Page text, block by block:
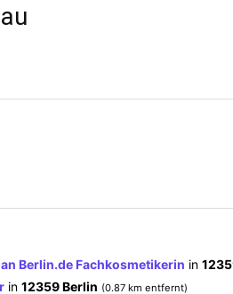
Berlin.de Fachkosmetikerin in
in 12359 Berlin (0.87 km entfernt)